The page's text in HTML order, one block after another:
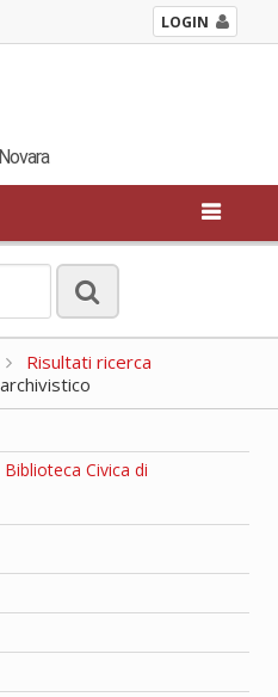
LOGIN
Risultati ricerca
Civica di